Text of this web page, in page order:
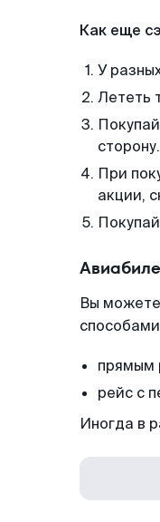
Как еще
У
Лететь
сторону.
При
акции,
Вы можете
прямым
рейс с
Иногда в